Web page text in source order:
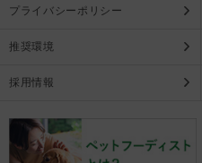
プライバシーポリシー
推奨環境
採用情報